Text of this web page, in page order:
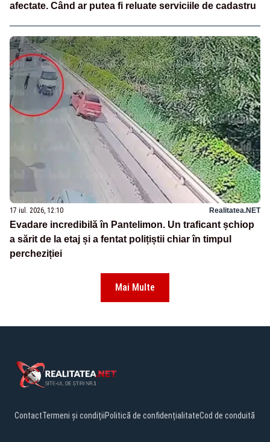
afectate. Când ar putea fi reluate serviciile de cadastru
17 iul. 2026, 12:10 Realitatea.NET
Evadare incredibilă în Pantelimon. Un traficant șchiop
a sărit de la etaj și a fentat polițiștii chiar în timpul
percheziției
Mai Multe
ContactTermeni și condițiiPolitică de confidențialitateCod de conduită